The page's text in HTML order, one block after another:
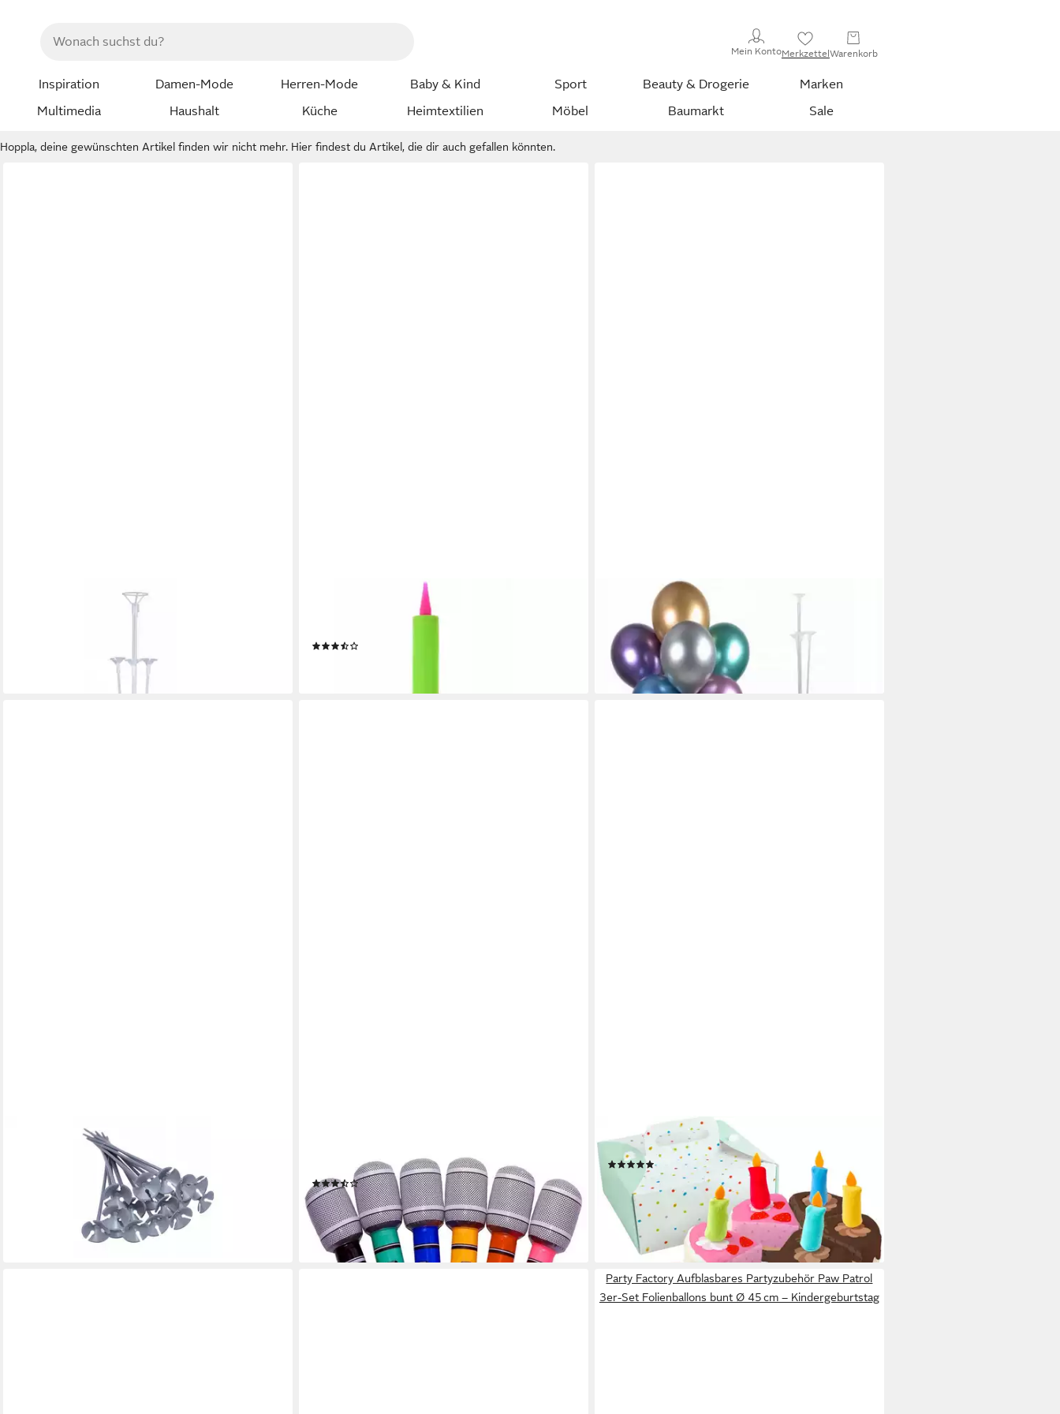
Mein KontoMerkzettelWarenkorb
Inspiration Damen-Mode Herren-Mode Baby & Kind Sport Beauty & Drogerie
Marken
Multimedia
Haushalt Küche Heimtextilien Möbel Baumarkt Sale
Hoppla, deine gewünschten Artikel finden wir nicht mehr. Hier findest du Artikel, die dir auch gefallen könnten.
Aufblasbares Partyzubehör Aufblasartikel Ständer
lieferbar - in 6-7 Werktagen bei dir
Aufblasbares Partyzubehör Professionelle
FESTIVALARTIKEL
Aufblasbares Partyzubehör 70 cm Aufblasartikel-
Ständer für Hochzeiten, Geburtstage, Party
11,90 €
lieferbar - in 4-5 Werktagen bei dir
FESTIVALARTIKEL
Aufblasbares Partyzubehör Set mit 10
Aufblasartikelstäben mit Körben, Verschiedene
lieferbar - in 6-7 Werktagen bei dir
+4
33 cm Party Micro
(3)
ab 1,95 € UVP3,95 €
-51%
lieferbar - in 2-3 Werktagen bei dir
Spiellebensmittel Creative Play - Geburtstagstorte
(1)
24,10 €
leider ausverkauft
Party Factory Aufblasbares Partyzubehör Paw Patrol
3er-Set Folienballons bunt Ø 45 cm – Kindergeburtstag